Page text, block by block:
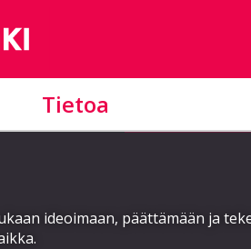
Tietoa
ideoimaan, päättämään ja